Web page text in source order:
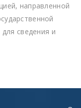
направленной
сведения и